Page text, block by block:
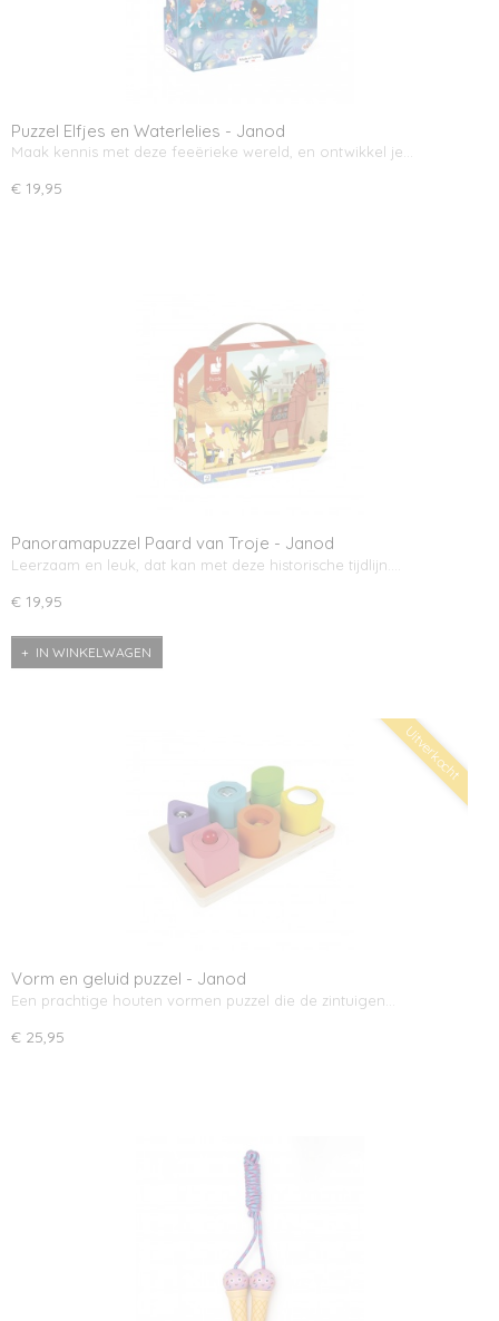
Puzzel Elfjes en Waterlelies - Janod
Maak kennis met deze feeërieke wereld, en ontwikkel je…
€ 19,95
Panoramapuzzel Paard van Troje - Janod
Leerzaam en leuk, dat kan met deze historische tijdlijn.…
€ 19,95
IN WINKELWAGEN
Uitverkocht
Vorm en geluid puzzel - Janod
Een prachtige houten vormen puzzel die de zintuigen…
€ 25,95